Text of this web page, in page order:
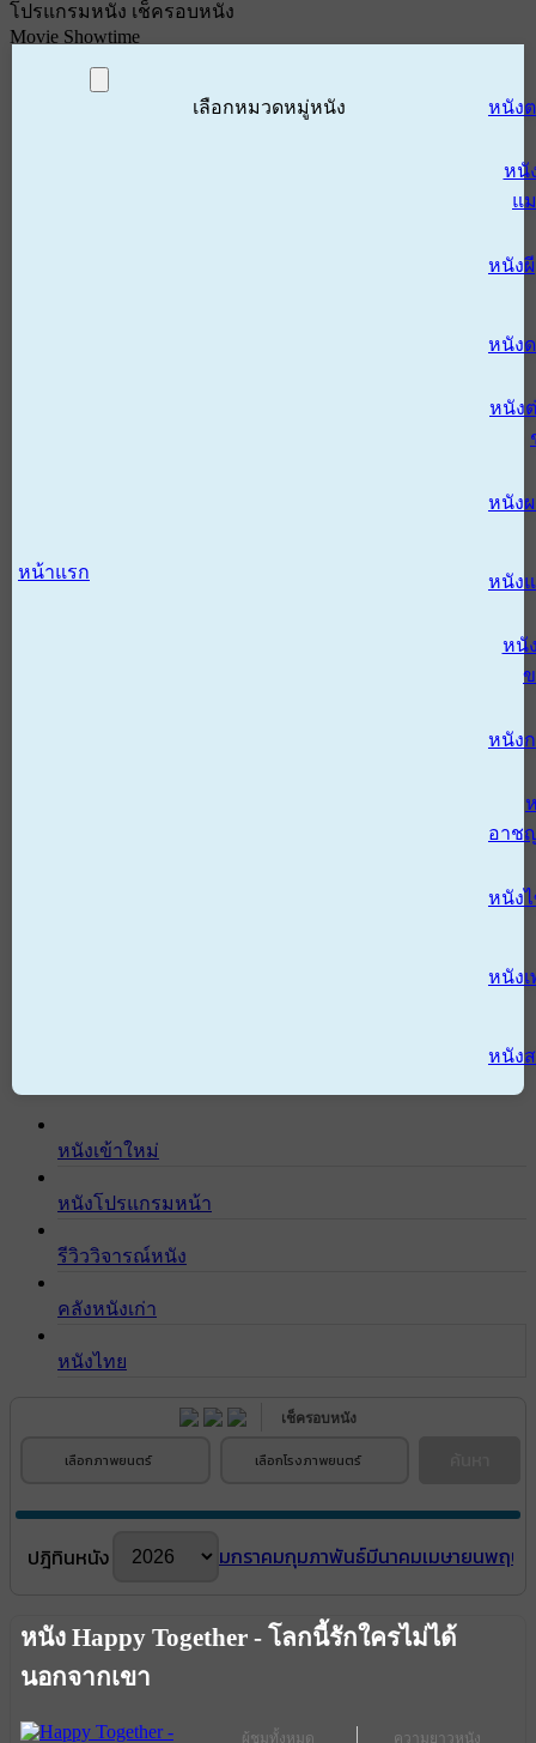
โปรแกรมหนัง เช็ครอบหนัง
Movie Showtime
หน้าแรก
เลือกหมวดหมู่หนัง หนัง
หนั
แ
หนังผี
หนัง
หนัง
หนัง
หนัง
หนั
หนัง
อาช
หนัง
หนังเ
หนัง
หนังเข้าใหม่
หนังโปรแกรมหน้า
รีวิววิจารณ์หนัง
คลังหนังเก่า
หนังไทย
เช็ครอบหนัง
เลือกภาพยนตร์ เลือกโรงภาพยนตร์
ปฎิทินหนัง มกราคมกุมภาพันธ์มีนาคมเมษายนพฤษ
ผู้ชมทั้งหมด ความยาวหนัง
หนัง Happy Together - โลกนี้รักใครไม่ได้
นอกจากเขา